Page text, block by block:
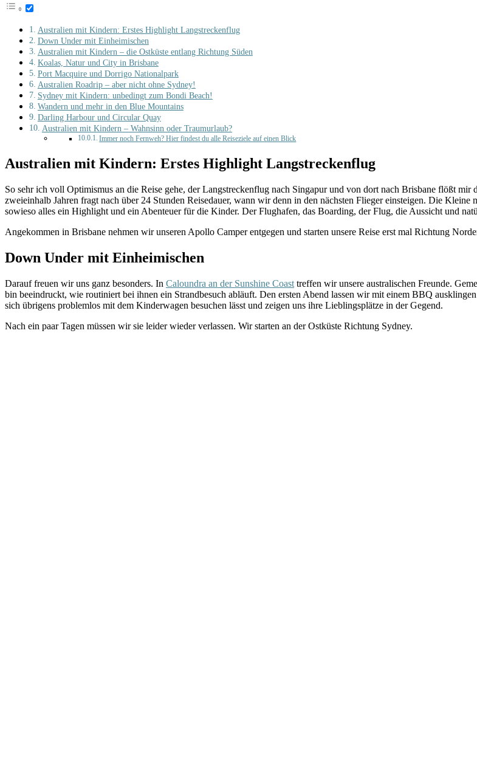
Australien mit Kindern: Erstes Highlight Langstreckenflug
Down Under mit Einheimischen
Australien mit Kindern – die Ostküste entlang Richtung Süden
Koalas, Natur und City in Brisbane
Port Macquire und Dorrigo Nationalpark
Australien Roadrip – aber nicht ohne Sydney!
Sydney mit Kindern: unbedingt zum Bondi Beach!
Wandern und mehr in den Blue Mountains
Darling Harbour und Circular Quay
Australien mit Kindern – Wahnsinn oder Traumurlaub?
Immer noch Fernweh? Hier findest du alle Reiseziele auf einen Blick
Australien mit Kindern: Erstes Highlight Langstreckenflug
So sehr ich voll Optimismus an die Reise gehe, der Langstreckenflug nach Singapur und von dort nach Brisbane flößt
zweieinhalb Jahren fragt nach über 24 Stunden Reisedauer, wann wir denn in den nächsten Flieger einsteigen. Die
sowieso alles ein Highlight und ein Abenteuer für die Kinder. Der Flughafen, das Boarding, der Flug, die Aussicht und
Angekommen in Brisbane nehmen wir unseren Apollo Camper entgegen und starten unsere Reise erst mal Richtung
Down Under mit Einheimischen
Darauf freuen wir uns ganz besonders. In Caloundra an der Sunshine Coast treffen wir unsere australischen Freunde.
bin beeindruckt, wie routiniert bei ihnen ein Strandbesuch abläuft. Den ersten Abend lassen wir mit einem BBQ
sich übrigens problemlos mit dem Kinderwagen besuchen lässt und zeigen uns ihre Lieblingsplätze in der Gegend.
Nach ein paar Tagen müssen wir sie leider wieder verlassen. Wir starten an der Ostküste Richtung Sydney.